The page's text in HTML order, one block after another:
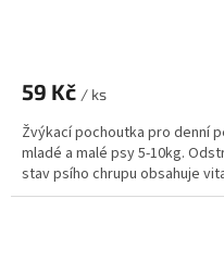
59 Kč / ks
Žvýkací pochoutka pro denní
mladé a malé psy 5-10kg.
stav psího chrupu obsahuje